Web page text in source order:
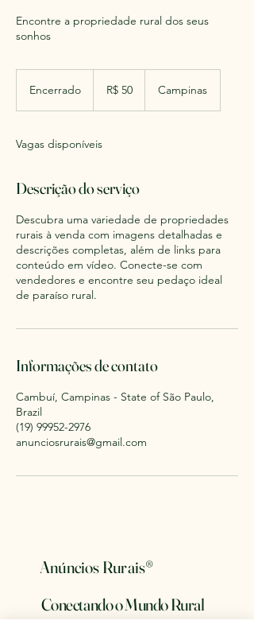
Encontre a propriedade rural dos seus
sonhos
Encerrado
r
a
d
brasileiros
R$ 50 Campinas
Vagas disponíveis
Descrição do serviço
Descubra uma variedade de propriedades
rurais à venda com imagens detalhadas e
descrições completas, além de links para
conteúdo em vídeo. Conecte-se com
vendedores e encontre seu pedaço ideal
de paraíso rural.
Informações de contato
Cambuí, Campinas - State of São Paulo,
Brazil
(19) 99952-2976
anunciosrurais@gmail.com
Anúncios Rurais®
Conectando o Mundo Rural